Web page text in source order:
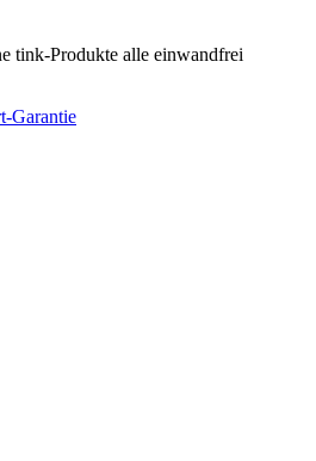
tink-Produkte alle einwandfrei
Garantie